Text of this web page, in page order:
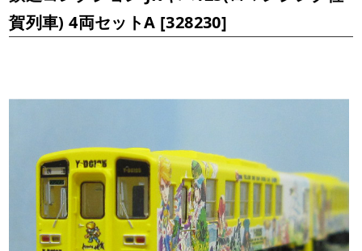
賀列車) 4両セットA [328230]